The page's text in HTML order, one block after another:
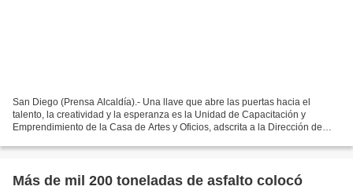
San Diego (Prensa Alcaldía).- Una llave que abre las puertas hacia el
talento, la creatividad y la esperanza es la Unidad de Capacitación y
Emprendimiento de la Casa de Artes y Oficios, adscrita a la Dirección de
Más de mil 200 toneladas de asfalto colocó